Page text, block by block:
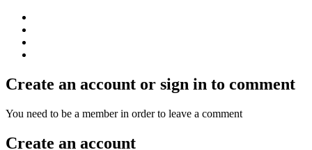
Create an account or sign in to comment
You need to be a member in order to leave a comment
Create an account